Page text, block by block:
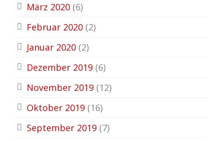
März 2020 (6)
Februar 2020 (2)
Januar 2020 (2)
Dezember 2019 (6)
November 2019 (12)
Oktober 2019 (16)
September 2019 (7)